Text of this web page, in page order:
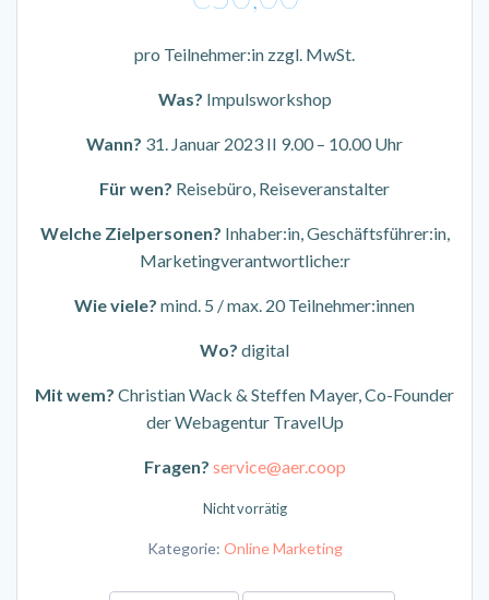
pro Teilnehmer:in zzgl. MwSt.
Was? Impulsworkshop
Wann? 31. Januar 2023 II 9.00 – 10.00 Uhr
Für wen? Reisebüro, Reiseveranstalter
Welche Zielpersonen? Inhaber:in, Geschäftsführer:in,
Marketingverantwortliche:r
Wie viele? mind. 5 / max. 20 Teilnehmer:innen
Wo? digital
Mit wem? Christian Wack & Steffen Mayer, Co-Founder
der Webagentur TravelUp
Fragen? service@aer.coop
Nicht vorrätig
Kategorie: Online Marketing